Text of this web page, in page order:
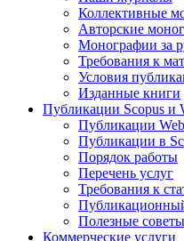
Коллективные
Авторские
Монографии за
Требования к
Условия
Изданные книги
Публикации Scopus и
Публикации
Публикации в
Порядок работы
Перечень услуг
Требования к
Полезные
Коммерческие услуги